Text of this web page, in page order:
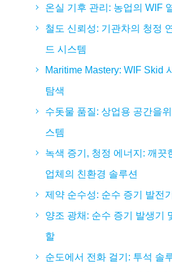
온실 기후 관리: 농업의 WIF
철도 신뢰성: 기관차의 청정
드 시스템
Maritime Mastery: WIF Skid
탐색
수돗물 품질: 상업용 공간을
스템
녹색 증기, 청정 에너지: 깨끗
업체의 친환경 솔루션
제약 순수성: 순수 증기 발전
양조 광채: 순수 증기 발생기
할
순도에서 전화 걸기: 투석 솔